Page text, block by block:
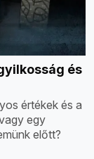
és
értékek és a
egy
előtt?